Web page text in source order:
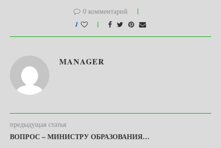
0 комментарий
1
MANAGER
предыдущая статья
ВОПРОС – МИНИСТРУ ОБРАЗОВАНИЯ…